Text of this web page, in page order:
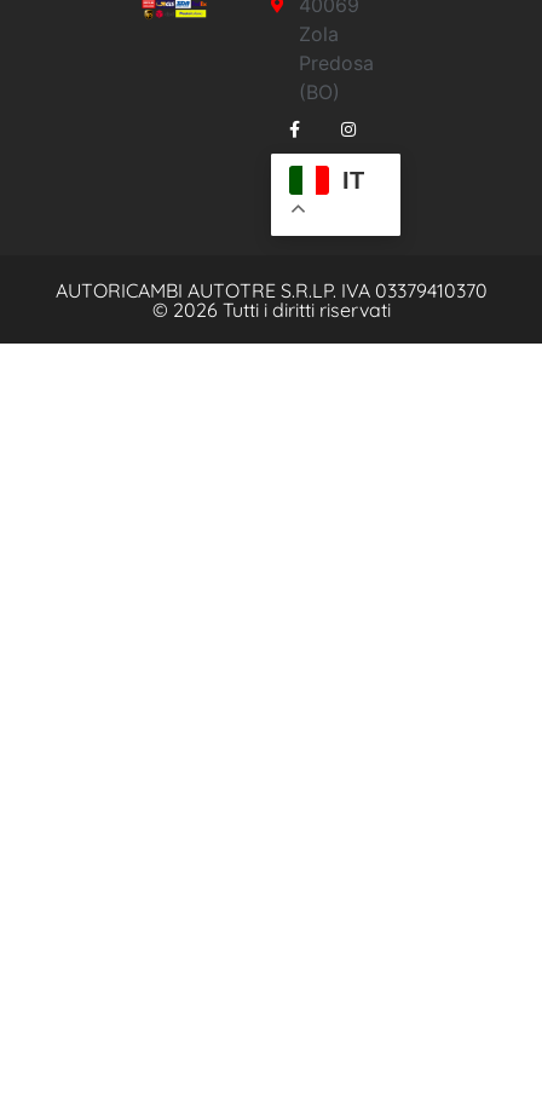
Zola
Predosa
(BO)
IT
AUTORICAMBI AUTOTRE S.R.L P. IVA 03379410370
© 2026 Tutti i diritti riservati